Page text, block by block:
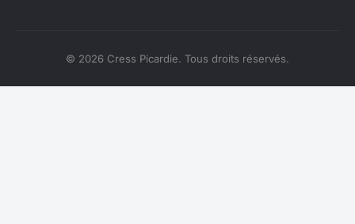
© 2026 Cress Picardie. Tous droits réservés.